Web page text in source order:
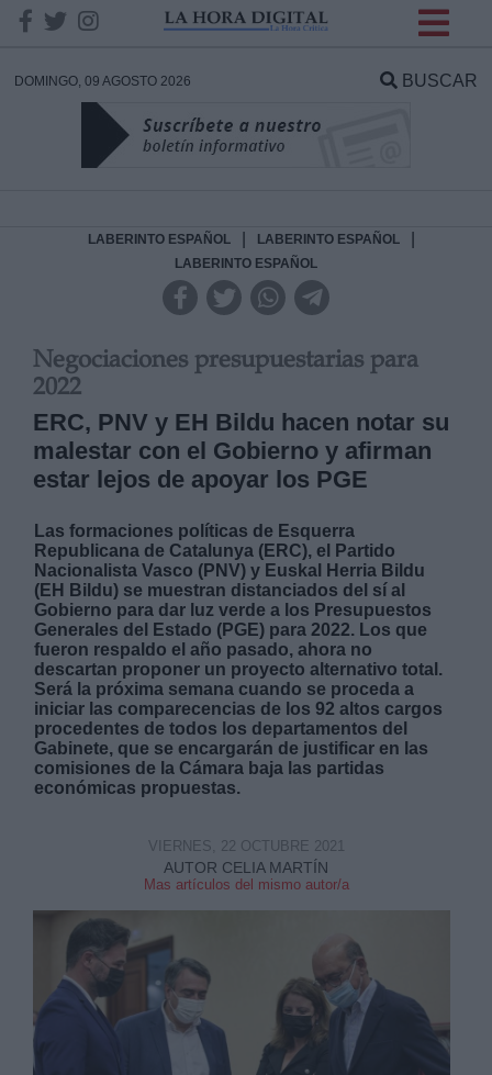
DOMINGO, 09 AGOSTO 2026 BUSCAR
LABERINTO ESPAÑOL LABERINTO ESPAÑOL
LABERINTO ESPAÑOL
Negociaciones presupuestarias para
2022
ERC, PNV y EH Bildu hacen notar su
malestar con el Gobierno y afirman
estar lejos de apoyar los PGE
Las formaciones políticas de Esquerra
Republicana de Catalunya (ERC), el Partido
Nacionalista Vasco (PNV) y Euskal Herria Bildu
(EH Bildu) se muestran distanciados del sí al
Gobierno para dar luz verde a los Presupuestos
Generales del Estado (PGE) para 2022. Los que
fueron respaldo el año pasado, ahora no
descartan proponer un proyecto alternativo total.
Será la próxima semana cuando se proceda a
iniciar las comparecencias de los 92 altos cargos
procedentes de todos los departamentos del
Gabinete, que se encargarán de justificar en las
comisiones de la Cámara baja las partidas
económicas propuestas.
AUTOR CELIA MARTÍN
Mas artículos del mismo autor/a
VIERNES, 22 OCTUBRE 2021
DATOS
Responsable:
Legitimación:
Destinatarios:
Derechos:
link
Información adicional
link